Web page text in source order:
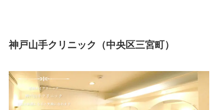
神戸山手クリニック（中央区三宮町）